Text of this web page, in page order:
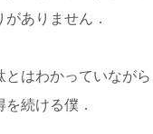
ありません．
とはわかっていなが
続ける僕．